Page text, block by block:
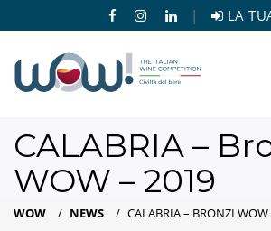
| LA
CALABRIA –
WOW – 2019
WOW / NEWS / CALABRIA – BRONZI